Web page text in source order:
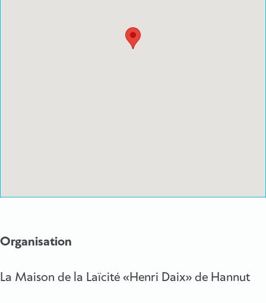
Organisation
La Maison de la Laïcité «Henri Daix» de Hannut